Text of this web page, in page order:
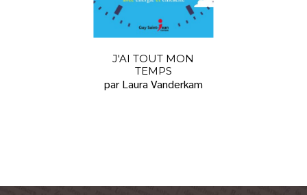
J'AI TOUT MON
TEMPS
par Laura Vanderkam